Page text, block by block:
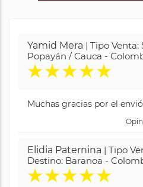
Yamid Mera | Tipo Venta:
Popayán / Cauca -
★★★★★
Muchas gracias por el
Elidia Paternina | Tipo
Destino: Baranoa -
★★★★★